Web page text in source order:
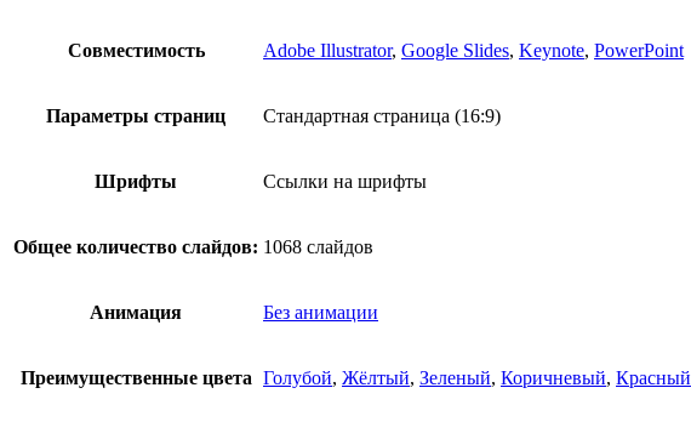
Совместимость Adobe Illustrator, Google Slides, Keynote, PowerPoint
Параметры страниц Стандартная страница (16:9)
Шрифты Ссылки на шрифты
Общее количество слайдов: 1068 слайдов
Анимация Без анимации
Преимущественные цвета Голубой, Жёлтый, Зеленый, Коричневый, Красный